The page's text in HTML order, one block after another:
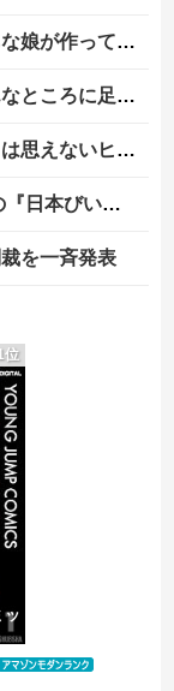
飾り切り」→大反響！
」・・・・・・・・・他
で登場してしまう
全土から不満の声
を一斉発表
者を逮捕
ｗｗｗｗｗｗｗｗｗｗｗｗｗ
う中国人の子供
位
ッ